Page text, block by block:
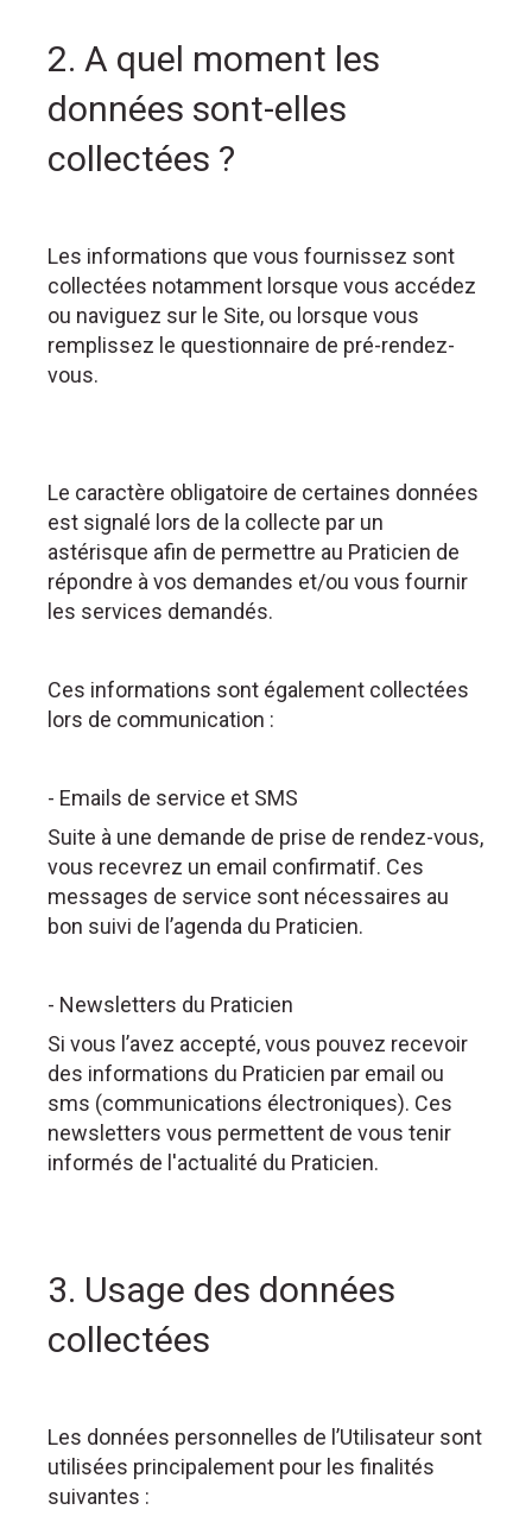
2. A quel moment les
données sont-elles
collectées ?
Les informations que vous fournissez sont
collectées notamment lorsque vous accédez
ou naviguez sur le Site, ou lorsque vous
remplissez le questionnaire de pré-rendez-
vous.
Le caractère obligatoire de certaines données
est signalé lors de la collecte par un
astérisque afin de permettre au Praticien de
répondre à vos demandes et/ou vous fournir
les services demandés.
Ces informations sont également collectées
lors de communication :
- Emails de service et SMS
Suite à une demande de prise de rendez-vous,
vous recevrez un email confirmatif. Ces
messages de service sont nécessaires au
bon suivi de l’agenda du Praticien.
- Newsletters du Praticien
Si vous l’avez accepté, vous pouvez recevoir
des informations du Praticien par email ou
sms (communications électroniques). Ces
newsletters vous permettent de vous tenir
informés de l'actualité du Praticien.
3. Usage des données
collectées
Les données personnelles de l’Utilisateur sont
utilisées principalement pour les finalités
suivantes :